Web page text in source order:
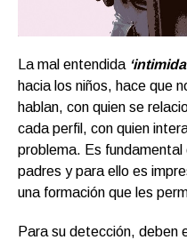
La mal entendida
hacia los niños, hace que
hablan, con quien se
cada perfil, con quien
problema. Es fundamental
padres y para ello es
una formación que les
Para su detección, deben